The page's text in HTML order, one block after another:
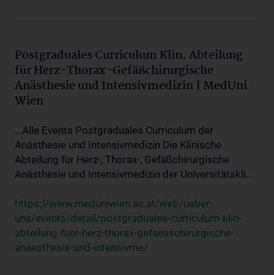
Postgraduales Curriculum Klin. Abteilung
für Herz-Thorax-Gefäßchirurgische
Anästhesie und Intensivmedizin | MedUni
Wien
...Alle Events Postgraduales Curriculum der
Anästhesie und Intensivmedizin Die Klinische
Abteilung für Herz-, Thorax-, Gefäßchirurgische
Anästhesie und Intensivmedizin der Universitätskli...
https://www.meduniwien.ac.at/web/ueber-
uns/events/detail/postgraduales-curriculum-klin-
abteilung-fuer-herz-thorax-gefaesschirurgische-
anaesthesie-und-intensivme/